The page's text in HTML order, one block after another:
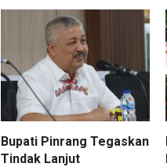
Bupati Pinrang Tegaskan
Tindak Lanjut